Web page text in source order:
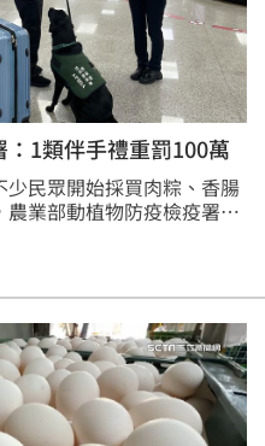
1類伴手禮重罰100萬
民眾開始採買肉粽、香腸
業部動植物防疫檢疫署提
萬元。